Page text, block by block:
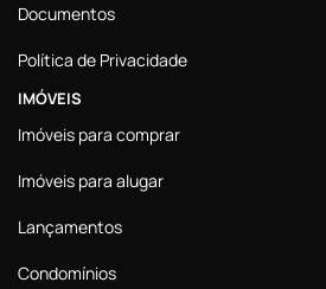
Documentos
Política de Privacidade
IMÓVEIS
Imóveis para comprar
Imóveis para alugar
Lançamentos
Condomínios